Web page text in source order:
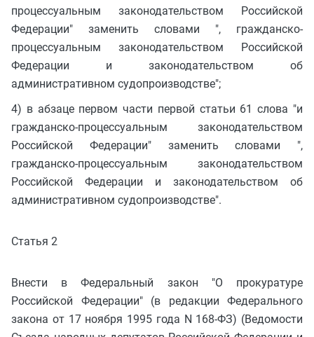
процессуальным законодательством Российской
Федерации" заменить словами ", гражданско-
процессуальным законодательством Российской
Федерации и законодательством об
административном судопроизводстве";
4) в абзаце первом части первой статьи 61 слова "и
гражданско-процессуальным законодательством
Российской Федерации" заменить словами ",
гражданско-процессуальным законодательством
Российской Федерации и законодательством об
административном судопроизводстве".
Статья 2
Внести в Федеральный закон "О прокуратуре
Российской Федерации" (в редакции Федерального
закона от 17 ноября 1995 года N 168-ФЗ) (Ведомости